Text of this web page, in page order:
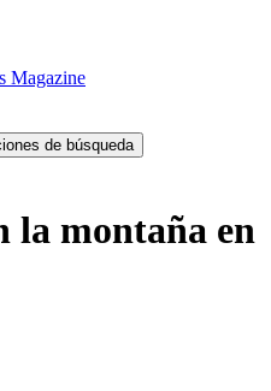
Magazine
de búsqueda
la montaña en